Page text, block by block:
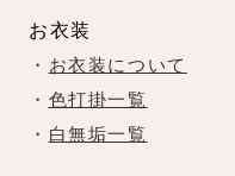
お衣装
・ お衣装について
・ 色打掛一覧
・ 白無垢一覧